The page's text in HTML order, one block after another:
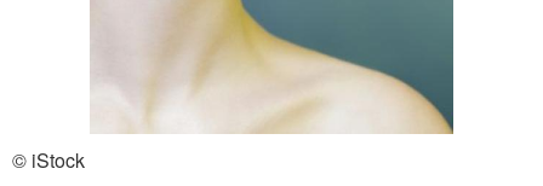
© iStock